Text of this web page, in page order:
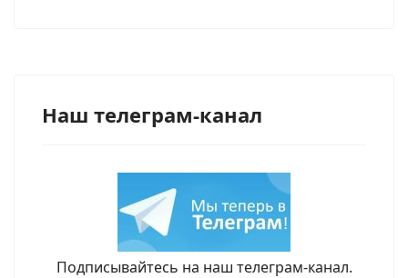
Наш телеграм-канал
Подписывайтесь на наш телеграм-канал.